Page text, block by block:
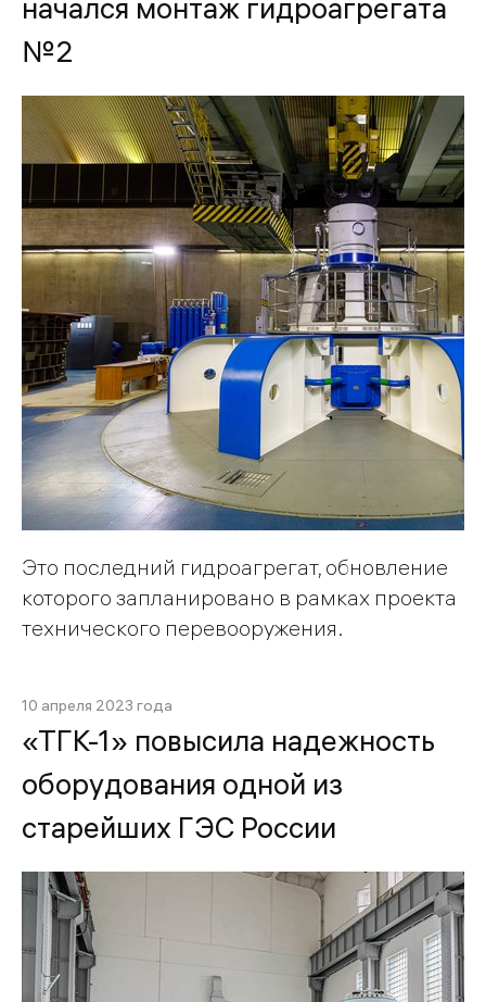
начался монтаж гидроагрегата
№2
Это последний гидроагрегат, обновление
которого запланировано в рамках проекта
технического перевооружения.
10 апреля 2023 года
«ТГК-1» повысила надежность
оборудования одной из
старейших ГЭС России